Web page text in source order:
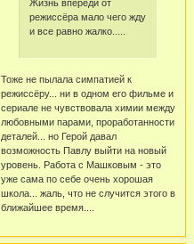
Жизнь впереди от
режиссёра мало чего жду
и все равно жалко.....
Тоже не пылала симпатией к
режиссёру... ни в одном его фильме и
сериале не чувствовала химии между
любовными парами, проработанности
деталей... но Герой давал
возможность Павлу выйти на новый
уровень. Работа с Машковым - это
уже сама по себе очень хорошая
школа... жаль, что не случится этого в
ближайшее время....